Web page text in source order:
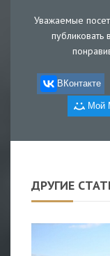
Уважаемые
публиковать
ВКонтакте
Мой
ДРУГИЕ